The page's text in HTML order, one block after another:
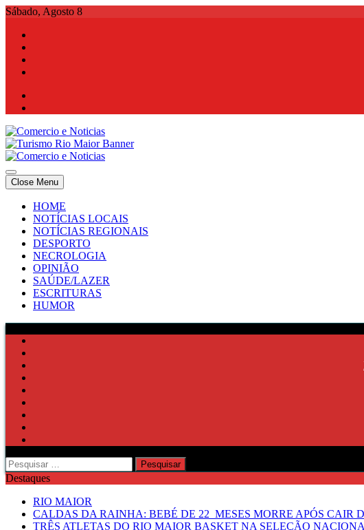
Skip
content
Sábado, Agosto 8
Comercio e Noticias
Notícias e Publicidade Online
Comercio e Noticias
Notícias e Publicidade Online
Close Menu
HOME
NOTÍCIAS LOCAIS
NOTÍCIAS REGIONAIS
DESPORTO
NECROLOGIA
OPINIÃO
SAÚDE/LAZER
ESCRITURAS
HUMOR
Pesquisar
por:
Destaques
RIO MAIOR
CALDAS DA RAINHA: BEBÉ DE 22 MESES MORRE APÓS CAIR
TRÊS ATLETAS DO RIO MAIOR BASKET NA SELEÇÃO